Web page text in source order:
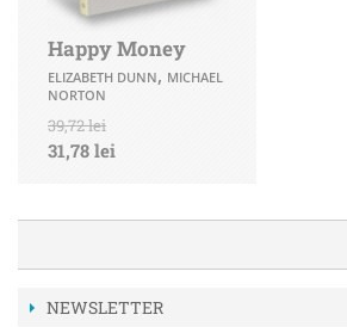
Happy Money
ELIZABETH DUNN, MICHAEL
NORTON
39,72 lei
31,78 lei
NEWSLETTER